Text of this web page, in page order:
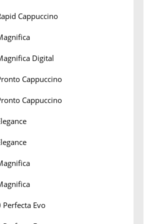
Cappuccino
Digital
Cappuccino
Cappuccino
Perfecta Evo